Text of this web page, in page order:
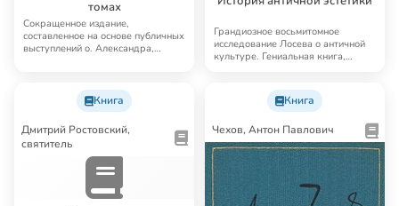
томах
Сокращенное издание,
составленное на основе публичных
выступлений о. Александра,
Грандиозное восьмитомное
исследование Лосева о античной
культуре. Гениальная книга,
Книга
Дмитрий Ростовский,
святитель
Книга
Чехов, Антон Павлович